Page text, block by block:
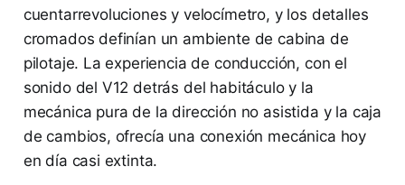
cuentarrevoluciones y velocímetro, y los detalles
cromados definían un ambiente de cabina de
pilotaje. La experiencia de conducción, con el
sonido del V12 detrás del habitáculo y la
mecánica pura de la dirección no asistida y la caja
de cambios, ofrecía una conexión mecánica hoy
en día casi extinta.